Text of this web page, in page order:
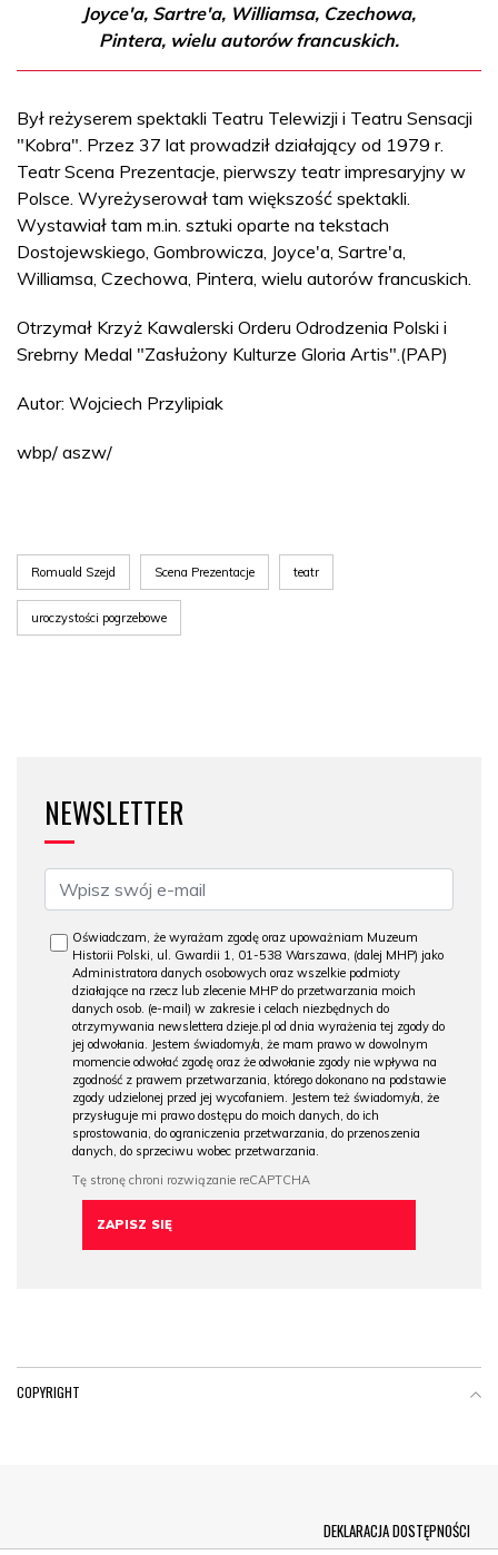
Joyce'a, Sartre'a, Williamsa, Czechowa,
Pintera, wielu autorów francuskich.
Był reżyserem spektakli Teatru Telewizji i Teatru Sensacji
"Kobra". Przez 37 lat prowadził działający od 1979 r.
Teatr Scena Prezentacje, pierwszy teatr impresaryjny w
Polsce. Wyreżyserował tam większość spektakli.
Wystawiał tam m.in. sztuki oparte na tekstach
Dostojewskiego, Gombrowicza, Joyce'a, Sartre'a,
Williamsa, Czechowa, Pintera, wielu autorów francuskich.
Otrzymał Krzyż Kawalerski Orderu Odrodzenia Polski i
Srebrny Medal "Zasłużony Kulturze Gloria Artis".(PAP)
Autor: Wojciech Przylipiak
wbp/ aszw/
Romuald Szejd Scena Prezentacje teatr
uroczystości pogrzebowe
NEWSLETTER
Oświadczam, że wyrażam zgodę oraz upoważniam Muzeum
Historii Polski, ul. Gwardii 1, 01-538 Warszawa, (dalej MHP) jako
Administratora danych osobowych oraz wszelkie podmioty
działające na rzecz lub zlecenie MHP do przetwarzania moich
danych osob. (e-mail) w zakresie i celach niezbędnych do
otrzymywania newslettera dzieje.pl od dnia wyrażenia tej zgody do
jej odwołania. Jestem świadomy/a, że mam prawo w dowolnym
momencie odwołać zgodę oraz że odwołanie zgody nie wpływa na
zgodność z prawem przetwarzania, którego dokonano na podstawie
zgody udzielonej przed jej wycofaniem. Jestem też świadomy/a, że
przysługuje mi prawo dostępu do moich danych, do ich
sprostowania, do ograniczenia przetwarzania, do przenoszenia
danych, do sprzeciwu wobec przetwarzania.
COPYRIGHT
DEKLARACJA DOSTĘPNOŚCI